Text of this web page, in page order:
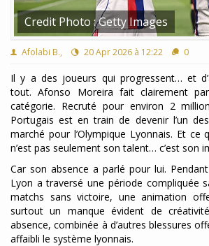
Credit Photo : Getty Images
Afolabi B., 20 Apr 2026 à 12:22 0
Il y a des joueurs qui progressent… et
tout. Afonso Moreira fait clairement
catégorie. Recruté pour environ 2
Portugais est en train de devenir l’un
marché pour l’Olympique Lyonnais. Et ce
n’est pas seulement son talent… c’est son
Car son absence a parlé pour lui.
Lyon a traversé une période compliquée
matchs sans victoire, une animation
surtout un manque évident de
absence, combinée à d’autres blessures
affaibli le système lyonnais.